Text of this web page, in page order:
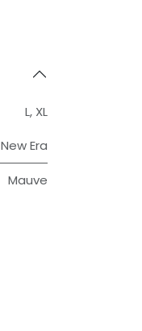
L, XL
New Era
Mauve